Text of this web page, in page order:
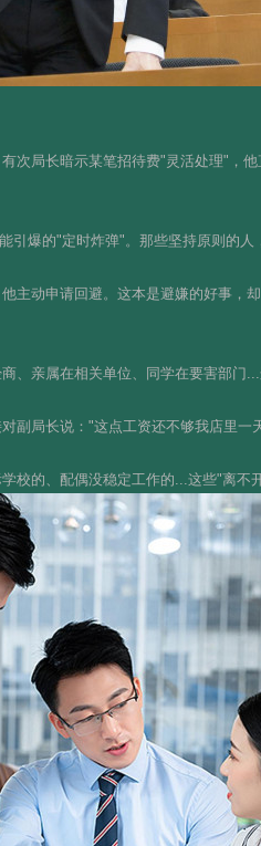
次局长暗示某笔招待费"灵活处理"，
爆的"定时炸弹"。那些坚持原则的人
主动申请回避。这本是避嫌的好事，
、亲属在相关单位、同学在要害部门
副局长说："这点工资还不够我店里一
校的、配偶没稳定工作的...这些"离不